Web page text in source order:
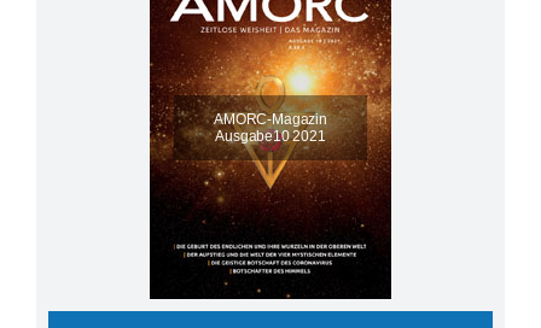
AMORC-Magazin
Ausgabe10 2021